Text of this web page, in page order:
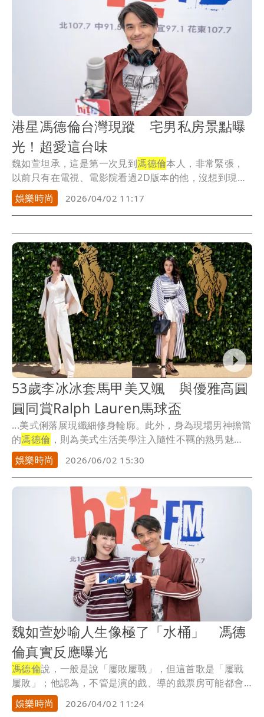
港星馮德倫台灣現蹤 宅男私房景點曝
光！超愛這台味
魏如萱坦承，這是第一次見到馮德倫本人，非常緊張，
以前只有在電視、電影院看過2D版本的他，沒想到現在
本...
娛樂時尚 2026/04/02 11:17
53歲李冰冰套馬甲美又颯 與優雅高圓
圓同賞Ralph Lauren馬球盃
...美式俐落展現纖細修身輪廓。此外，身為現場男神擔當
的馮德倫 ，則為美式生活美學注入隨性不羈的熟男魅
力，運...
娛樂時尚 2026/06/02 15:30
魏如萱妙喻人生像極了「水桶」 馮德
倫真實反應曝光
馮德倫說，一般是說「屢敗屢戰」，但這首歌是「屢戰
屢敗」；他認為，不管是演的戲、導的戲票房可能都會
失敗...
娛樂時尚 2026/04/02 11:24